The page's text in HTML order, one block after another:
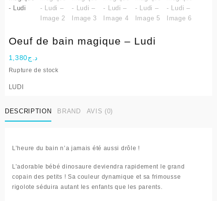
Oeuf de bain magique – Ludi
د.ج1,380
Rupture de stock
LUDI
DESCRIPTION BRAND AVIS (0)
L’heure du bain n’a jamais été aussi drôle !
L’adorable bébé dinosaure deviendra rapidement le grand
copain des petits ! Sa couleur dynamique et sa frimousse
rigolote séduira autant les enfants que les parents.